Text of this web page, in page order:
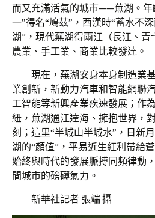
而又充滿活氣的城市——蕪湖。年
一”得名“鳩茲”，西漢時“蓄水不
湖”，現代蕪湖得兩江（長江、青
農業、手工業、商業比較發達。
現在，蕪湖安身本身制造業
業創新，新動力汽車和智能網聯
工智能等新興產業疾速發展；作
紐，蕪湖通江達海、擁抱世界，
刻；這里“半城山半城水”，日新
湖的“顏值”，平易近生紅利帶給
始終與時代的發展脈搏同頻律動
間城市的磅礴氣力。
新華社記者 張端 攝